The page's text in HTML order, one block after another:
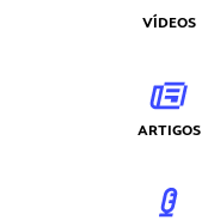
VÍDEOS
ARTIGOS